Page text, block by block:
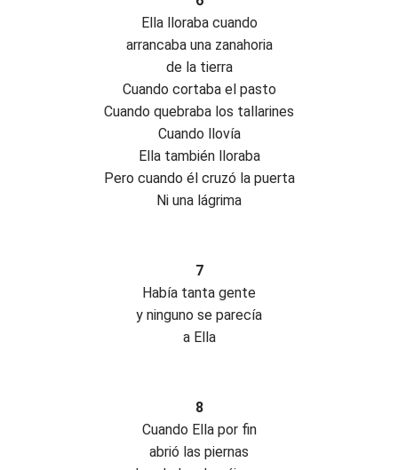
Ella lloraba cuando
arrancaba una zanahoria
de la tierra
Cuando cortaba el pasto
Cuando quebraba los tallarines
Cuando llovía
Ella también lloraba
Pero cuando él cruzó la puerta
Ni una lágrima
7
Había tanta gente
y ninguno se parecía
a Ella
8
Cuando Ella por fin
abrió las piernas